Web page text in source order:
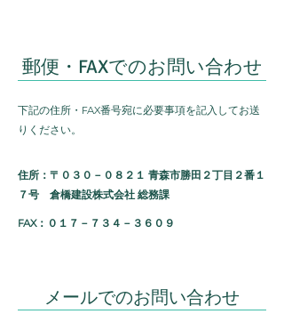
郵便・ FAXでのお問い合わせ
下記の住所・FAX番号宛に必要事項を記入してお送
りください。​
住所：〒０３０－０８２１ 青森市勝田２丁目２番１
７号 倉橋建設株式会社 総務課
FAX：０１７－７３４－３６０９
​メールでのお問い合わせ